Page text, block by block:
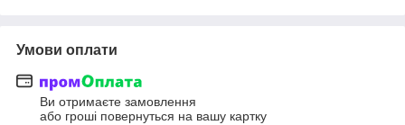
Умови оплати
Ви отримаєте замовлення
або гроші повернуться на вашу картку